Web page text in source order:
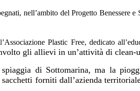
nell’ambito del Progetto Benessere
Plastic Free, dedicato
gli allievi inun’attività di clean-
di Sottomarina, ma la
forniti dall’azienda